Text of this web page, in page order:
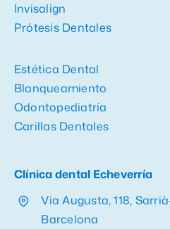
Invisalign
Prótesis Dentales
Estética Dental
Blanqueamiento
Odontopediatría
Carillas Dentales
Clínica dental Echeverría
Via Augusta, 118,
Barcelona